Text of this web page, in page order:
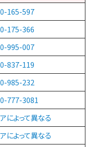
165-597
175-366
995-007
837-119
985-232
777-3081
によって異なる
によって異なる